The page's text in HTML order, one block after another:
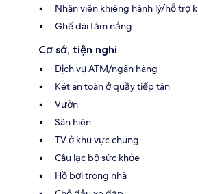
Nhân viên khiêng hành lý/hỗ trợ
Ghế dài tắm nắng
Cơ sở, tiện nghi
Dịch vụ ATM/ngân hàng
Két an toàn ở quầy tiếp tân
Vườn
Sân hiên
TV ở khu vực chung
Câu lạc bộ sức khỏe
Hồ bơi trong nhà